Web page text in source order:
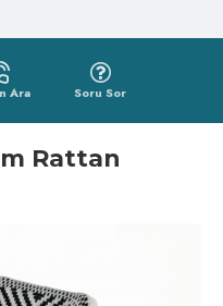
Ara Soru Sor
Rattan